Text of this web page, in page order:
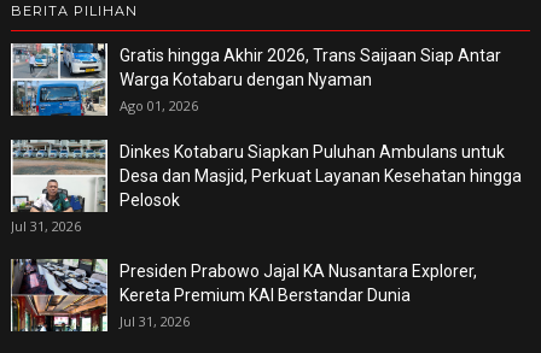
BERITA PILIHAN
Gratis hingga Akhir 2026, Trans Saijaan Siap Antar
Warga Kotabaru dengan Nyaman
Ago 01, 2026
Dinkes Kotabaru Siapkan Puluhan Ambulans untuk
Desa dan Masjid, Perkuat Layanan Kesehatan hingga
Pelosok
Jul 31, 2026
Presiden Prabowo Jajal KA Nusantara Explorer,
Kereta Premium KAI Berstandar Dunia
Jul 31, 2026